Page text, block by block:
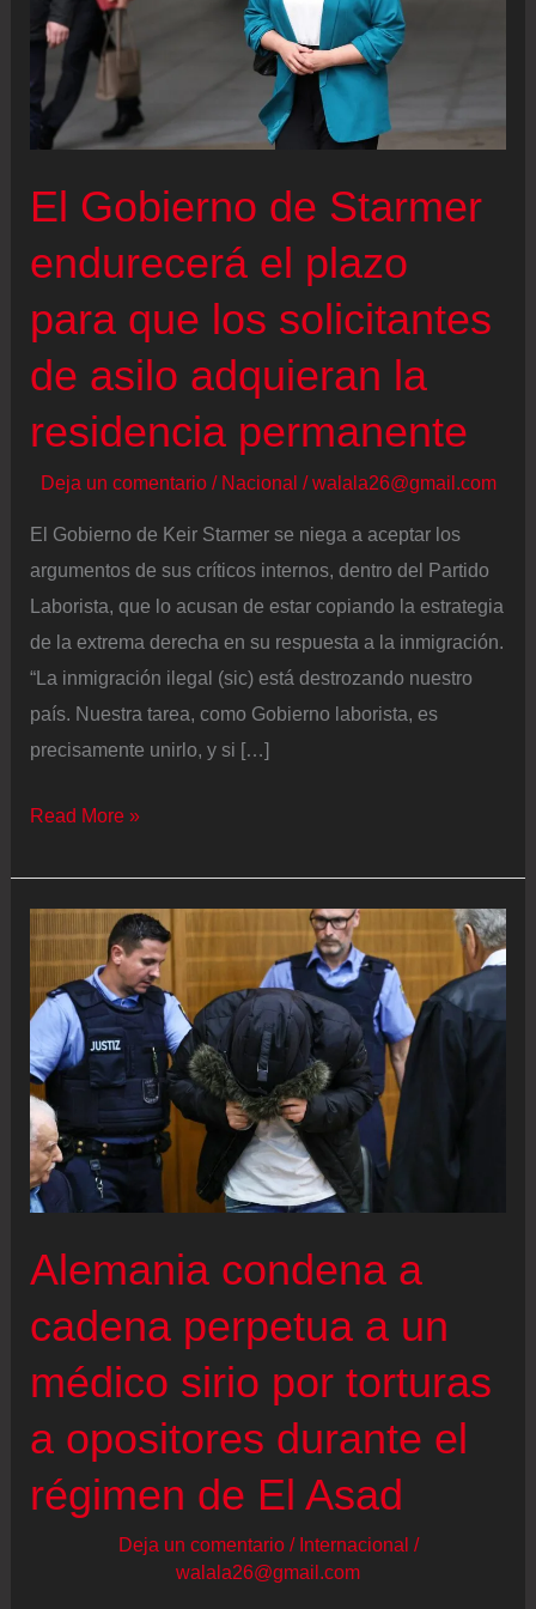
El Gobierno de Starmer
endurecerá el plazo
para que los solicitantes
de asilo adquieran la
residencia permanente
Deja un comentario / Nacional /walala26@gmail.com
El Gobierno de Keir Starmer se niega a aceptar los
argumentos de sus críticos internos, dentro del Partido
Laborista, que lo acusan de estar copiando la estrategia
de la extrema derecha en su respuesta a la inmigración.
“La inmigración ilegal (sic) está destrozando nuestro
país. Nuestra tarea, como Gobierno laborista, es
precisamente unirlo, y si […]
El
de
endurecerá
el
plazo
para
que
los
solicitantes
de
adquieran
la
permanente
Read More »
Alemania condena a
cadena perpetua a un
médico sirio por torturas
a opositores durante el
régimen de El Asad
Deja un comentario / Internacional /
walala26@gmail.com